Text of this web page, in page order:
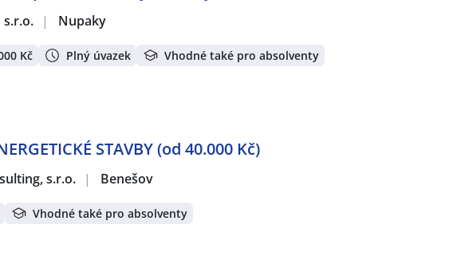
s.r.o. | Nupaky
Kč Plný úvazek Vhodné také pro absolventy
STAVBY (od 40.000 Kč)
s.r.o. | Benešov
Vhodné také pro absolventy